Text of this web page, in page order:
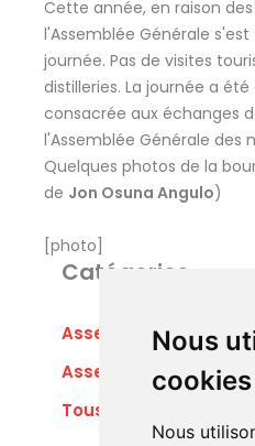
Nous
cookies
Nous
Cette année, en raison
l'Assemblée Générale
journée. Pas de visites
distilleries. La journée a
consacrée aux échanges
l'Assemblée Générale des
Quelques photos de la
de Jon Osuna Angulo)
[photo]
Catégories
Assemblées
Assemblées
Tous les articles